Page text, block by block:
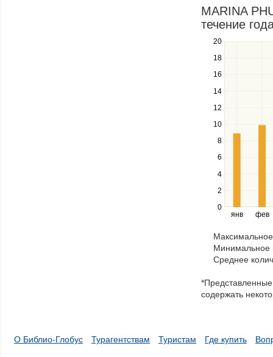
in
a
series.
MARINA
течение
янв фев
0
2
4
6
8
10
12
14
16
18
20
Use
the
and
down
to
navigate
between
series.
Use
the
and
right
navigate
through
items
a
series.
Минимальное
Среднее
содержать
О Библио-Глобус Турагентствам Туристам Где купить